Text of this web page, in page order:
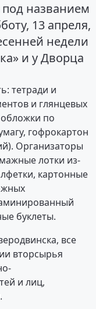
названием
13 апреля,
недели
и у Дворца
тетради и
и глянцевых
по
гофрокартон
Организаторы
лотки из-
картонные
буклеты.
все
вторсырья
и лиц,